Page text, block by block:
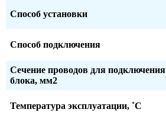
Способ установки
Способ подключения
Сечение проводов для подключения
блока, мм2
Температура эксплуатации, ˚С